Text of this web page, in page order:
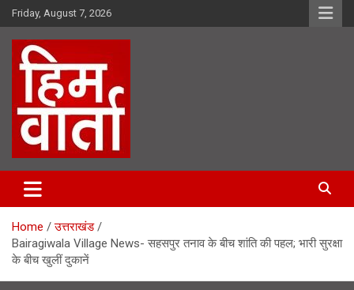
Skip
to
content
Friday, August 7, 2026
Him Varta
Home
उत्तराखंड
Bairagiwala Village News- सहसपुर तनाव के बीच शांति की पहल; भारी सुरक्षा
के बीच खुलीं दुकानें